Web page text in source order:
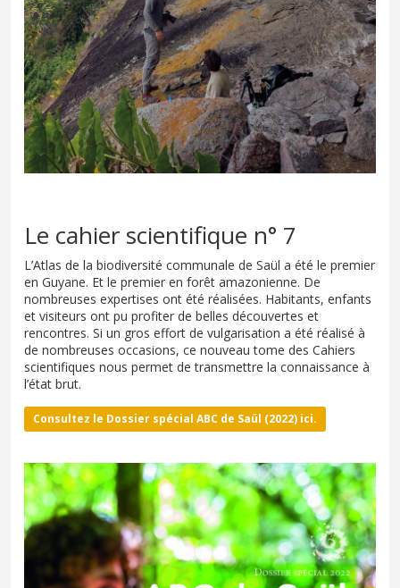
Le cahier scientifique n° 7
L’Atlas de la biodiversité communale de Saül a été le premier
en Guyane. Et le premier en forêt amazonienne. De
nombreuses expertises ont été réalisées. Habitants, enfants
et visiteurs ont pu profiter de belles découvertes et
rencontres. Si un gros effort de vulgarisation a été réalisé à
de nombreuses occasions, ce nouveau tome des Cahiers
scientifiques nous permet de transmettre la connaissance à
l’état brut.
Consultez le Dossier spécial ABC de Saül (2022) ici.